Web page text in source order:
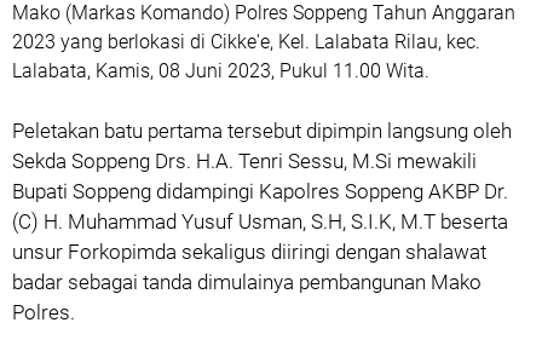
Mako (Markas Komando) Polres Soppeng Tahun Anggaran
2023 yang berlokasi di Cikke'e, Kel. Lalabata Rilau, kec.
Lalabata, Kamis, 08 Juni 2023, Pukul 11.00 Wita.
Peletakan batu pertama tersebut dipimpin langsung oleh
Sekda Soppeng Drs. H.A. Tenri Sessu, M.Si mewakili
Bupati Soppeng didampingi Kapolres Soppeng AKBP Dr.
(C) H. Muhammad Yusuf Usman, S.H, S.I.K, M.T beserta
unsur Forkopimda sekaligus diiringi dengan shalawat
badar sebagai tanda dimulainya pembangunan Mako
Polres.